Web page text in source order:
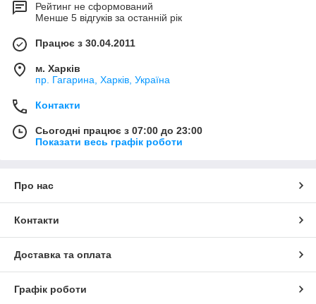
Рейтинг не сформований
Менше 5 відгуків за останній рік
Працює з 30.04.2011
м. Харків
пр. Гагарина, Харків, Україна
Контакти
Сьогодні працює з 07:00 до 23:00
Показати весь графік роботи
Про нас
Контакти
Доставка та оплата
Графік роботи